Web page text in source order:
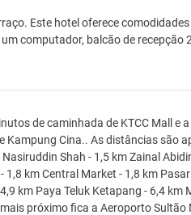
Este hotel oferece comodidades
computador, balcão de recepção
de caminhada de KTCC Mall e
Kampung Cina.. As distâncias são
Shah - 1,5 km Zainal
km Central Market - 1,8 km
km Paya Teluk Ketapang - 6,4 km
próximo fica a Aeroporto Sultão